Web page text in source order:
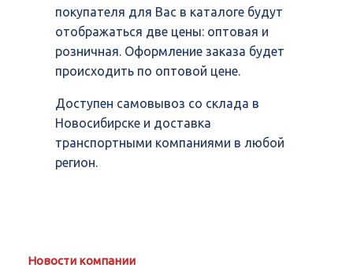
покупателя для Вас в каталоге будут
отображаться две цены: оптовая и
розничная. Оформление заказа будет
происходить по оптовой цене.
Доступен самовывоз со склада в
Новосибирске и доставка
транспортными компаниями в любой
регион.
Новости компании